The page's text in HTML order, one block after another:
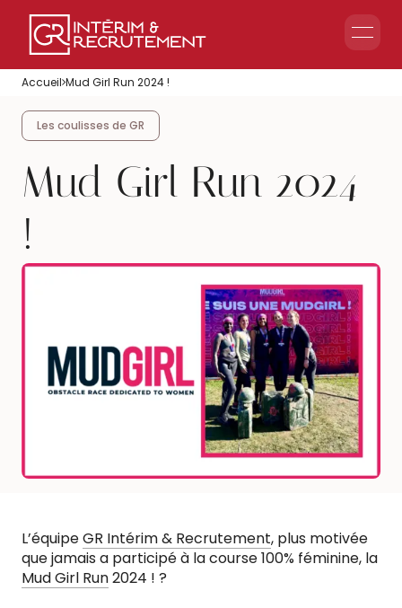
Le groupe GR
Accueil Mud Girl Run 2024 !
Les coulisses de GR
Mud Girl Run 2024
!
L’équipeGR Intérim & Recrutement, plus motivée
que jamais a participé à la course 100% féminine, la
Mud Girl Run2024 ! ?